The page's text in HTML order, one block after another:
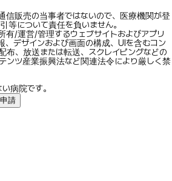
信販売の当事者ではないので、医療機関が登
等について責任を負いません。
有/運営/管理するウェブサイトおよびアプリ
デザインおよび画面の構成、UIを含むコン
布、放送または転送、スクレイピングなどの
ンツ産業振興法など関連法令により厳しく禁
病院です。
請